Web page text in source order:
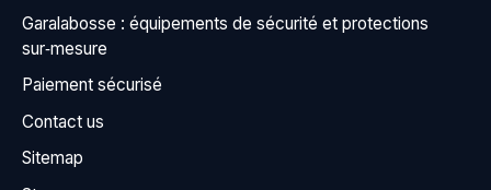
Garalabosse : équipements de sécurité et protections
sur‑mesure
Paiement sécurisé
Contact us
Sitemap